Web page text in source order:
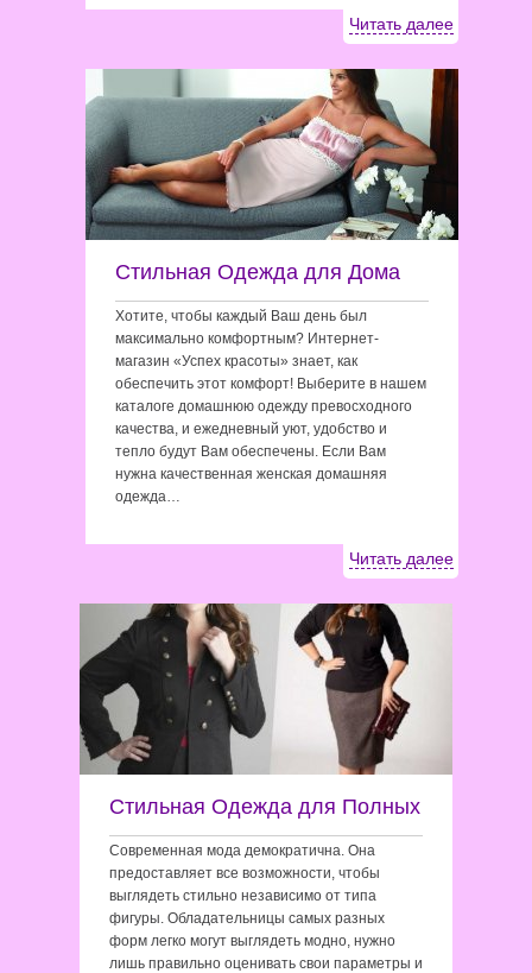
Читать далее
Стильная Одежда для Дома
Хотите, чтобы каждый Ваш день был
максимально комфортным? Интернет-
магазин «Успех красоты» знает, как
обеспечить этот комфорт! Выберите в нашем
каталоге домашнюю одежду превосходного
качества, и ежедневный уют, удобство и
тепло будут Вам обеспечены. Если Вам
нужна качественная женская домашняя
одежда…
Читать далее
Стильная Одежда для Полных
Современная мода демократична. Она
предоставляет все возможности, чтобы
выглядеть стильно независимо от типа
фигуры. Обладательницы самых разных
форм легко могут выглядеть модно, нужно
лишь правильно оценивать свои параметры и